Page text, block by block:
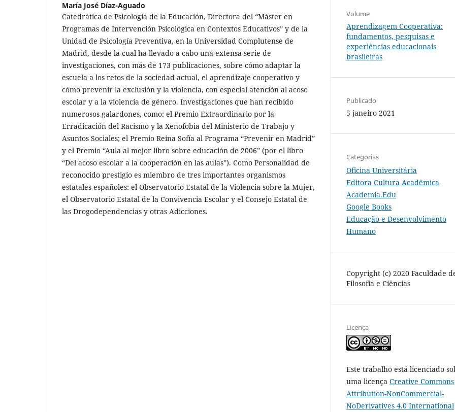
María José Díaz-Aguado
Catedrática de Psicología de la Educación, Directora del “Máster en
Programas de Intervención Psicológica en Contextos Educativos” y de la
Unidad de Psicología Preventiva, en la Universidad Complutense de
Madrid, desde la cual ha llevado a cabo una extensa serie de
investigaciones, con más de 173 publicaciones, sobre cómo adaptar la
escuela a los retos de la sociedad actual, el aprendizaje cooperativo y
cómo prevenir la exclusión y la violencia, con especial atención al acoso
escolar y a la violencia de género. Investigaciones que han recibido
numerosos galardones, como: el Premio Extraordinario por la
Erradicación del Racismo y la Xenofobia del Ministerio de Trabajo y
Asuntos Sociales; el Premio Reina Sofía al Programa “Prevenir en Madrid”
y el Premio “Aula al mejor libro sobre educación de 2006” (por el libro
“Del acoso escolar a la cooperación en las aulas”). Como Personalidad de
reconocido prestigio es miembro de tres importantes organismos
estatales españoles: el Observatorio Estatal de la Violencia sobre la Mujer,
el Observatorio Estatal de la Convivencia Escolar y el Consejo Estatal de
las Drogodependencias y otras Adicciones.
Volume
Aprendizagem Cooperativa:
fundamentos, pesquisas e
experiências educacionais
brasileiras
Publicado
5 janeiro 2021
Categorias
Oficina Universitária
Editora Cultura Acadêmica
Academia.Edu
Google Books
Educação e Desenvolvimento
Humano
Copyright (c) 2020 Faculdade
Filosofia e Ciências
Licença
Este trabalho está licenciado
uma licença Creative Commons
Attribution-NonCommercial-
NoDerivatives 4.0 International